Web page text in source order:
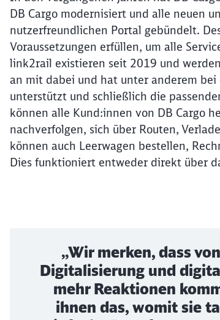
DB Cargo modernisiert und alle neuen
nutzerfreundlichen Portal gebündelt.
Voraussetzungen erfüllen, um alle
link2rail existieren seit 2019 und
an mit dabei und hat unter anderem bei
unterstützt und schließlich die
können alle Kund:innen von DB Cargo
nachverfolgen, sich über Routen,
können auch Leerwagen bestellen,
Dies funktioniert entweder direkt über
„Wir merken, dass
Digitalisierung und
mehr Reaktionen
ihnen das, womit sie